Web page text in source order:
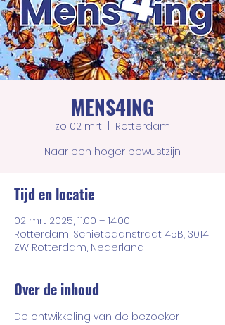
MENS4ING
zo 02 mrt
Rotterdam
Naar een hoger bewustzijn
Tijd en locatie
02 mrt 2025, 11:00 – 14:00
Rotterdam, Schietbaanstraat 45B, 3014
ZW Rotterdam, Nederland
Over de inhoud
De ontwikkeling van de bezoeker